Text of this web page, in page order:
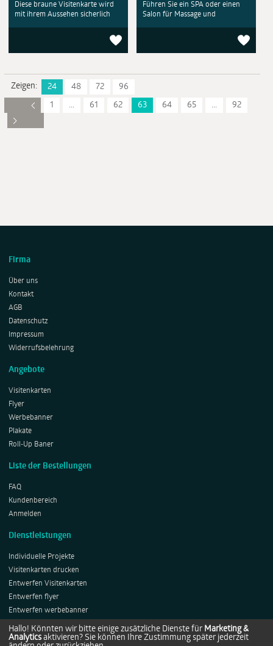
Diese braune Visitenkarte wird
mit ihrem Aussehen sicherlich
Führen Sie ein SPA oder einen
Salon für Massage und
Zeigen: 24 48 72
96
1
... 61 62 63 64 65 ... 92
Firma
Über uns
Kontakt
AGB
Datenschutz
Impressum
Widerrufsbelehrung
Angebote
Visitenkarten
Flyer
Werbebanner
Plakate
Roll-Up Baner
Liste der Bestellungen
FAQ
Kundenbereich
Anmelden
Dienstleistungen
Individuelle Projekte
Visitenkarten drucken
Entwerfen Visitenkarten
Entwerfen flyer
Entwerfen werbebanner
Entwerfen Plakates
Entwerfen Roll-ups
Hallo! Könnten wir bitte einige zusätzliche Dienste für Marketing &
Analytics aktivieren? Sie können Ihre Zustimmung später jederzeit